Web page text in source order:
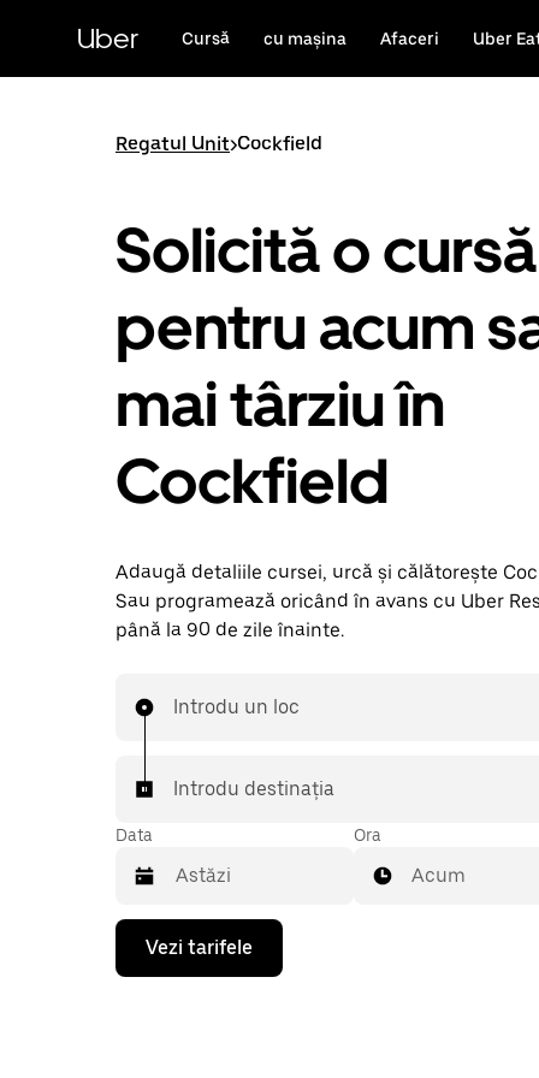
conținutul
principal
Uber Cursă cu mașina Afaceri Uber
Regatul Unit>Cockfield
Solicită o cursă
pentru acum
mai târziu în
Cockfield
Adaugă detaliile cursei, urcă și călătorește
Sau programează oricând în avans cu Uber
până la 90 de zile înainte.
Introdu un loc
Introdu destinația
Data
Pentru
deschide
Ora
Acum
Vezi tarifele